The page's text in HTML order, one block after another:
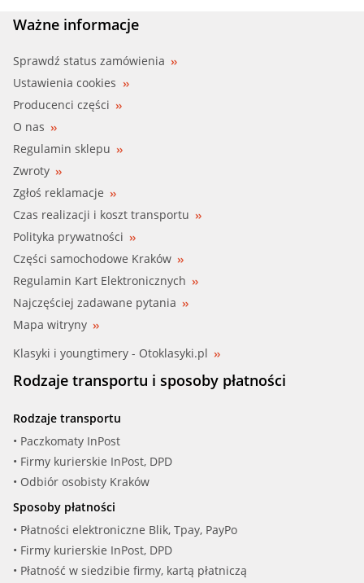
BSG (BSG 90-550-003)
BUGIAD (BSP20101)
FARE SA (2400)
FARE SA (3548)
FEBI (21842)
IMPERGOM (44106)
IMPERGOM (44106/I)
JPG (1114701900)
MAXGEAR (77-0014)
METZGER (2140004)
MEYLE (100 121 0061)
OSSCA (00331)
PATRON (P10-0005)
Ważne informacje
Sprawdź status zamówienia
Ustawienia cookies
Producenci części
O nas
Regulamin sklepu
Zwroty
Zgłoś reklamacje
Czas realizacji i koszt transportu
Polityka prywatności
Części samochodowe Kraków
Regulamin Kart Elektronicznych
Najczęściej zadawane pytania
Mapa witryny
Klasyki i youngtimery - Otoklasyki.pl
Rodzaje transportu i sposoby płatności
Rodzaje transportu
• Paczkomaty InPost
• Firmy kurierskie InPost, DPD
• Odbiór osobisty Kraków
Sposoby płatności
• Płatności elektroniczne Blik, Tpay, PayPo
• Firmy kurierskie InPost, DPD
• Płatność w siedzibie firmy, kartą płatniczą